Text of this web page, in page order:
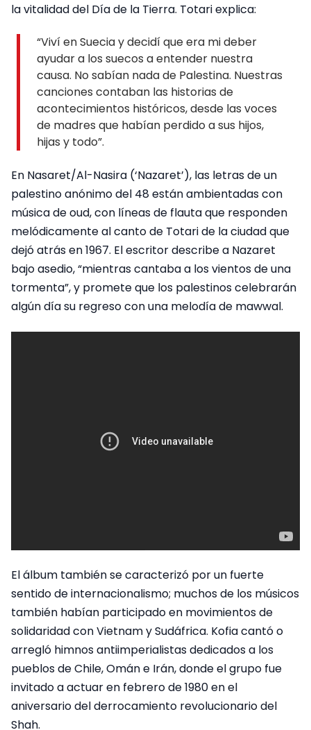
la vitalidad del Día de la Tierra. Totari explica:
“Viví en Suecia y decidí que era mi deber
ayudar a los suecos a entender nuestra
causa. No sabían nada de Palestina. Nuestras
canciones contaban las historias de
acontecimientos históricos, desde las voces
de madres que habían perdido a sus hijos,
hijas y todo”.
En Nasaret/Al-Nasira (‘Nazaret’), las letras de un
palestino anónimo del 48 están ambientadas con
música de oud, con líneas de flauta que responden
melódicamente al canto de Totari de la ciudad que
dejó atrás en 1967. El escritor describe a Nazaret
bajo asedio, “mientras cantaba a los vientos de una
tormenta”, y promete que los palestinos celebrarán
algún día su regreso con una melodía de mawwal.
El álbum también se caracterizó por un fuerte
sentido de internacionalismo; muchos de los músicos
también habían participado en movimientos de
solidaridad con Vietnam y Sudáfrica. Kofia cantó o
arregló himnos antiimperialistas dedicados a los
pueblos de Chile, Omán e Irán, donde el grupo fue
invitado a actuar en febrero de 1980 en el
aniversario del derrocamiento revolucionario del
Shah.